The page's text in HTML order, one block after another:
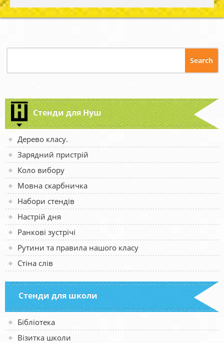
Стенди для Нуш
Дерево класу.
Зарядний пристрій
Коло вибору
Мовна скарбничка
Набори стендів
Настрій дня
Ранкові зустрічі
Рутини та правила нашого класу
Стіна слів
Стенди для школи
Бібліотека
Візитка школи